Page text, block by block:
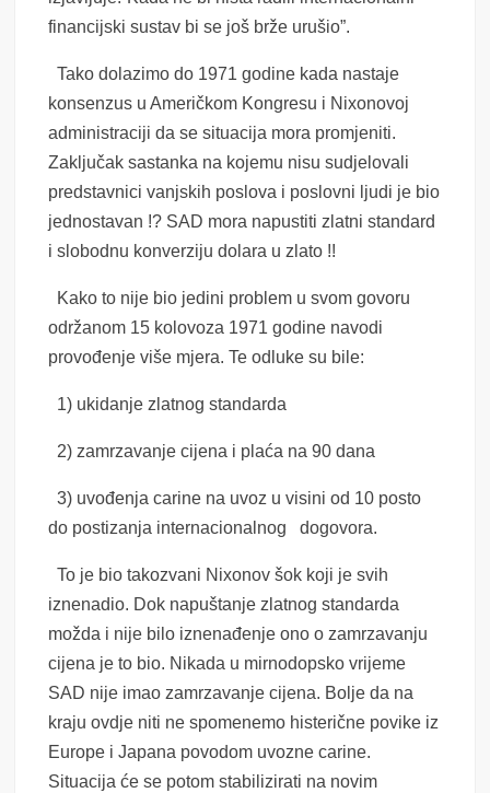
financijski sustav bi se još brže urušio”.
Tako dolazimo do 1971 godine kada nastaje
konsenzus u Američkom Kongresu i Nixonovoj
administraciji da se situacija mora promjeniti.
Zaključak sastanka na kojemu nisu sudjelovali
predstavnici vanjskih poslova i poslovni ljudi je bio
jednostavan !? SAD mora napustiti zlatni standard
i slobodnu konverziju dolara u zlato !!
Kako to nije bio jedini problem u svom govoru
održanom 15 kolovoza 1971 godine navodi
provođenje više mjera. Te odluke su bile:
1) ukidanje zlatnog standarda
2) zamrzavanje cijena i plaća na 90 dana
3) uvođenja carine na uvoz u visini od 10 posto
do postizanja internacionalnog dogovora.
To je bio takozvani Nixonov šok koji je svih
iznenadio. Dok napuštanje zlatnog standarda
možda i nije bilo iznenađenje ono o zamrzavanju
cijena je to bio. Nikada u mirnodopsko vrijeme
SAD nije imao zamrzavanje cijena. Bolje da na
kraju ovdje niti ne spomenemo histerične povike iz
Europe i Japana povodom uvozne carine.
Situacija će se potom stabilizirati na novim